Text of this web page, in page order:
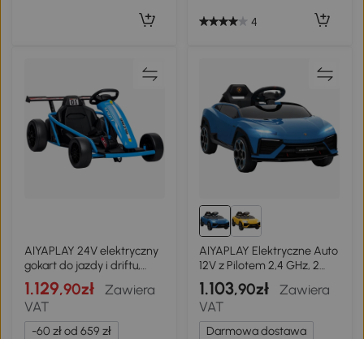
4
AIYAPLAY 24V elektryczny
gokart do jazdy i driftu,
opony nylonowe, pas
bezpieczeństwa, klakson,
muzyka dla 8-12 lat
Niebieski
1.129,90zł
Zawiera
VAT
-60 zł od 659 zł
AIYAPLAY Elektryczne Auto
12V z Pilotem 2,4 GHz, 2
Silniki, Klakson, LED,
Muzyka, 101,5 x 49 x 43 cm,
Niebieskie
1.103,90zł
Zawiera
VAT
Darmowa dostawa